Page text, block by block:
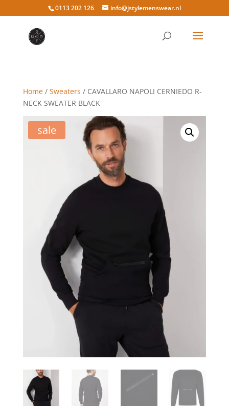
0113 202 126 info@jstylemenswear.nl
Home/ Sweaters / CAVALLARO NAPOLI CERNIEDO R-
NECK SWEATER BLACK
sale